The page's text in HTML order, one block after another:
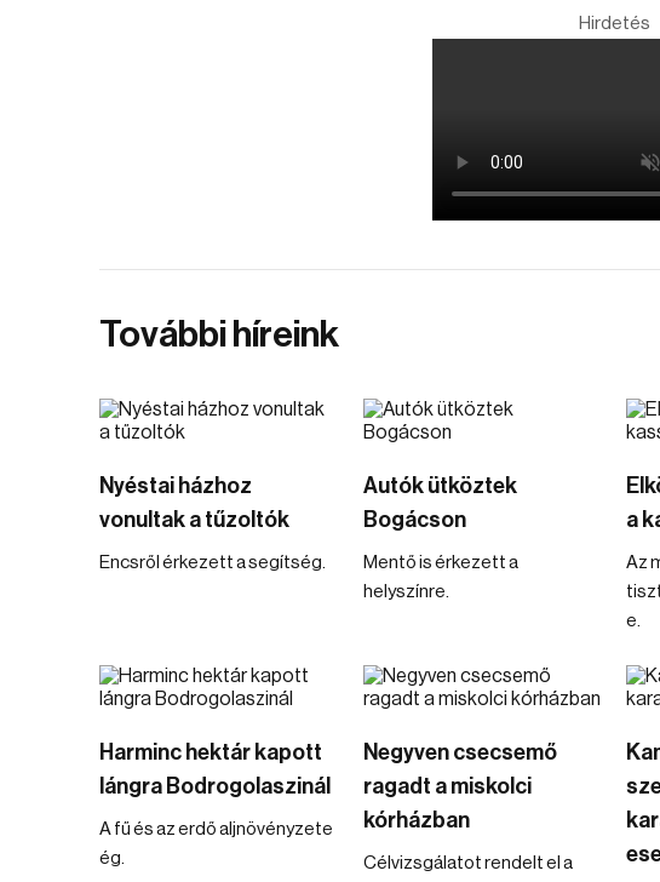
Hirdetés
További híreink
Nyéstai házhoz
vonultak a tűzoltók
Encsről érkezett a segítség.
Autók ütköztek
Bogácson
Mentő is érkezett a
helyszínre.
a
Az
e.
Harminc hektár kapott
lángra Bodrogolaszinál
A fű és az erdő aljnövényzete
ég.
Negyven csecsemő
ragadt a miskolci
kórházban
Célvizsgálatot rendelt el a